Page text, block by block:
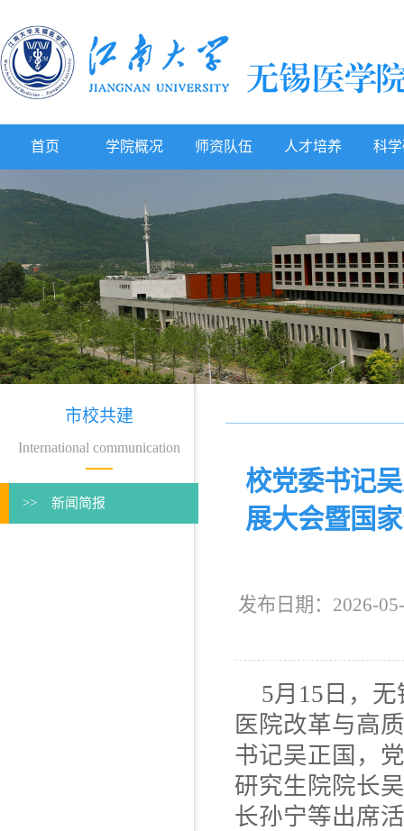
首页 学院概况 师资队伍 人才培养 科
市校共建
International communication
>> 新闻简报
校党委书记
展大会暨国
发布日期：2026-
5月15日，
医院改革与高
书记吴正国，
研究生院院长
长孙宁等出席